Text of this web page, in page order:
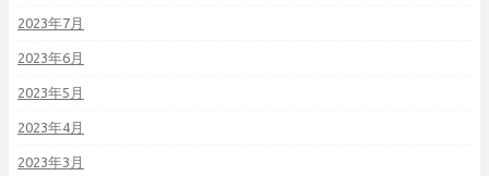
2023年7月
2023年6月
2023年5月
2023年4月
2023年3月